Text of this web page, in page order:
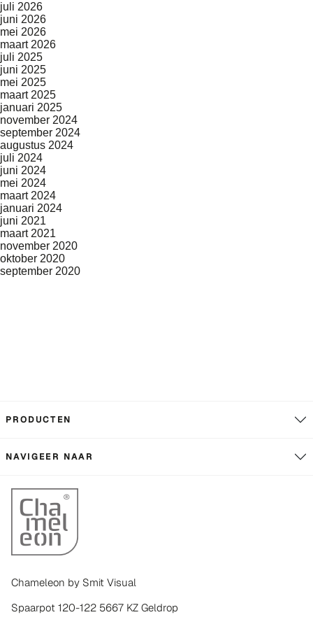
juli 2026
juni 2026
mei 2026
maart 2026
juli 2025
juni 2025
mei 2025
maart 2025
januari 2025
november 2024
september 2024
augustus 2024
juli 2024
juni 2024
mei 2024
maart 2024
januari 2024
juni 2021
maart 2021
november 2020
oktober 2020
september 2020
PRODUCTEN
NAVIGEER NAAR
Chameleon by Smit Visual
Spaarpot 120-122 5667 KZ Geldrop